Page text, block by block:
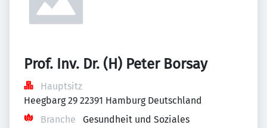
Prof. Inv. Dr. (H) Peter Borsay
Hauptsitz
Heegbarg 29 22391 Hamburg Deutschland
Branche
Gesundheit und Soziales